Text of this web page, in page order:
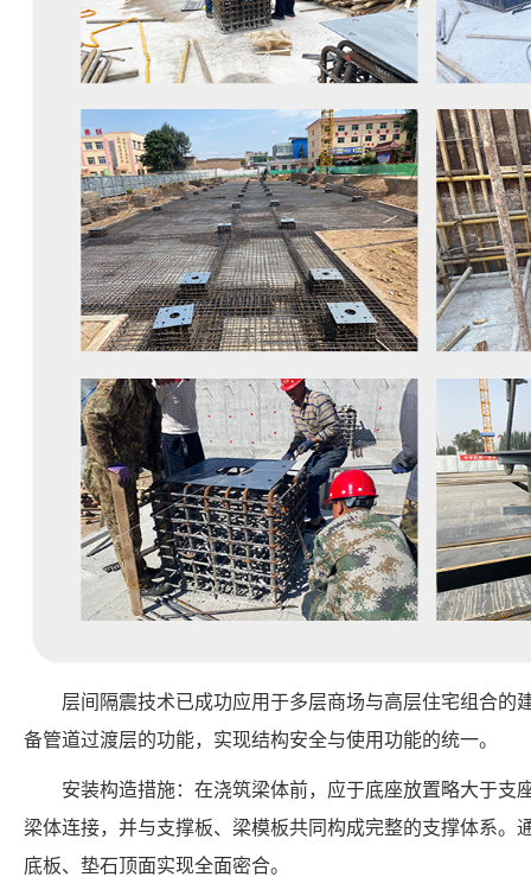
层间隔震技术已成功应用于多层商场与高层住宅组合的
备管道过渡层的功能，实现结构安全与使用功能的统一。
安装构造措施：在浇筑梁体前，应于底座放置略大于支
梁体连接，并与支撑板、梁模板共同构成完整的支撑体系。
底板、垫石顶面实现全面密合。